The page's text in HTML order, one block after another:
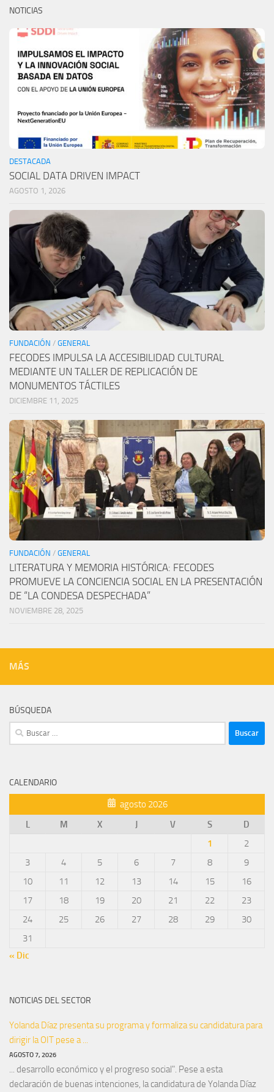
NOTICIAS
DESTACADA
SOCIAL DATA DRIVEN IMPACT
AGOSTO 1, 2026
FUNDACIÓN / GENERAL
FECODES IMPULSA LA ACCESIBILIDAD CULTURAL
MEDIANTE UN TALLER DE REPLICACIÓN DE
MONUMENTOS TÁCTILES
DICIEMBRE 11, 2025
FUNDACIÓN / GENERAL
LITERATURA Y MEMORIA HISTÓRICA: FECODES
PROMUEVE LA CONCIENCIA SOCIAL EN LA PRESENTACIÓN
DE “LA CONDESA DESPECHADA”
NOVIEMBRE 28, 2025
MÁS
BÚSQUEDA
Buscar:
CALENDARIO
agosto 2026
L
M X J V S
D
1
2
3
4 5 6 7 8
9
10
11 12 13 14 15
16
17
18 19 20 21 22
23
24
25 26 27 28 29
30
31
« Dic
NOTICIAS DEL SECTOR
Yolanda Díaz presenta su programa y formaliza su candidatura para
dirigir la OIT pese a ...
AGOSTO 7, 2026
... desarrollo económico y el progreso social". Pese a esta
declaración de buenas intenciones, la candidatura de Yolanda Díaz